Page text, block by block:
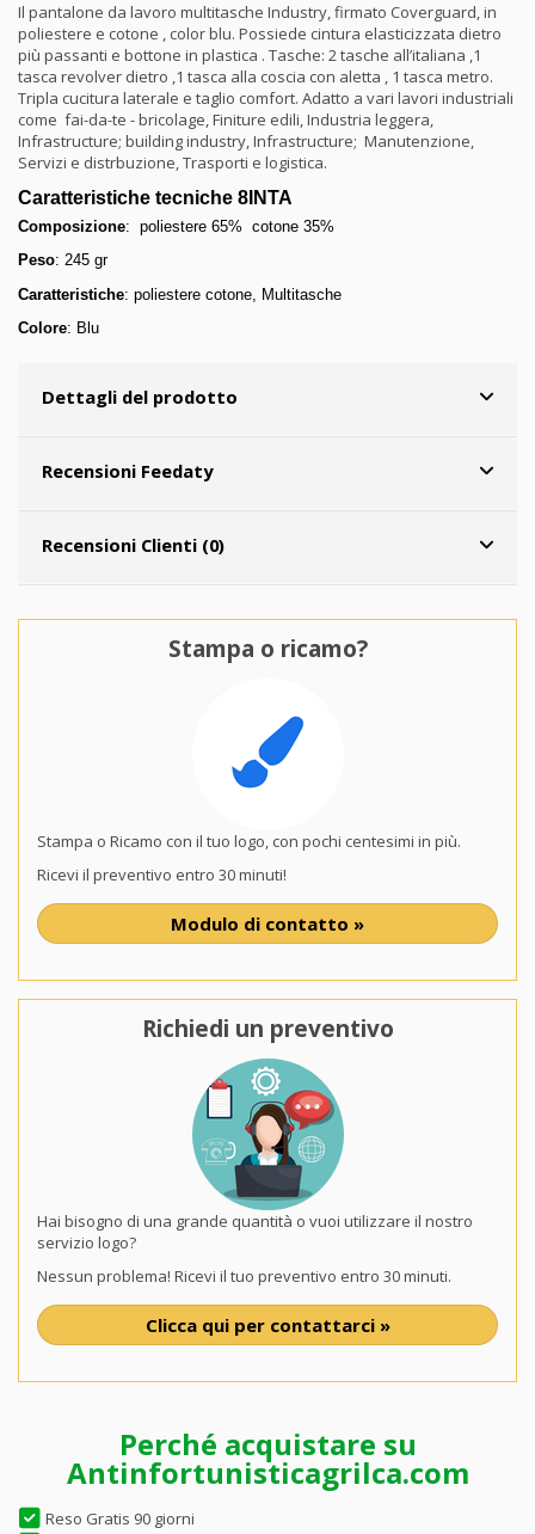
Il pantalone da lavoro multitasche Industry, firmato Coverguard, in
poliestere e cotone , color blu. Possiede cintura elasticizzata dietro
più passanti e bottone in plastica . Tasche: 2 tasche all’italiana ,1
tasca revolver dietro ,1 tasca alla coscia con aletta , 1 tasca metro.
Tripla cucitura laterale e taglio comfort. Adatto a vari lavori industriali
come fai-da-te - bricolage, Finiture edili, Industria leggera,
Infrastructure; building industry, Infrastructure; Manutenzione,
Servizi e distrbuzione, Trasporti e logistica.
Caratteristiche tecniche 8INTA
Composizione: poliestere 65% cotone 35%
Peso: 245 gr
Caratteristiche: poliestere cotone, Multitasche
Colore: Blu
Dettagli del prodotto
Recensioni Feedaty
Recensioni Clienti (0)
Stampa o ricamo?
Stampa o Ricamo con il tuo logo, con pochi centesimi in più.
Ricevi il preventivo entro 30 minuti!
Modulo di contatto »
Richiedi un preventivo
Hai bisogno di una grande quantità o vuoi utilizzare il nostro
servizio logo?
Nessun problema! Ricevi il tuo preventivo entro 30 minuti.
Clicca qui per contattarci »
Perché acquistare su
Antinfortunisticagrilca.com
Reso Gratis 90 giorni